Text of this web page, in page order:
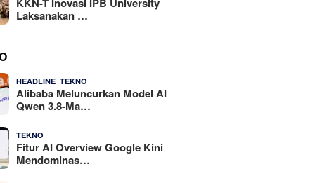
Laksanakan …
HEADLINE ,TEKNO
Alibaba Meluncurkan Model AI
Qwen 3.8-Ma…
TEKNO
Fitur AI Overview Google Kini
Mendominas…